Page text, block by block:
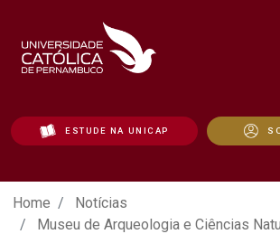
ESTUDE NA UNICAP
Museu de Arqueologia e
Home
Notícias
Museu de Arqueologia e Ciências